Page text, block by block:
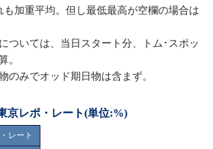
も加重平均。但し最低最高が空欄の場合は
ついては、当日スタート分、トム･スポッ
。
のみでオッド期日物は含まず。
京レポ・レート(単位:%)
レート